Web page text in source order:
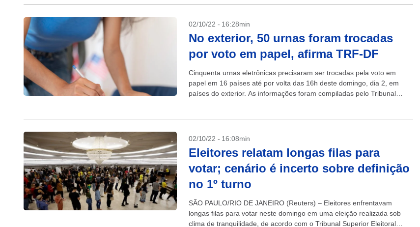
02/10/22 - 16:28min
No exterior, 50 urnas foram trocadas
por voto em papel, afirma TRF-DF
Cinquenta urnas eletrônicas precisaram ser trocadas pela voto em
papel em 16 países até por volta das 16h deste domingo, dia 2, em
países do exterior. As informações foram compiladas pelo Tribunal
02/10/22 - 16:08min
Eleitores relatam longas filas para
votar; cenário é incerto sobre definição
no 1º turno
SÃO PAULO/RIO DE JANEIRO (Reuters) – Eleitores enfrentavam
longas filas para votar neste domingo em uma eleição realizada sob
clima de tranquilidade, de acordo com o Tribunal Superior Eleitoral